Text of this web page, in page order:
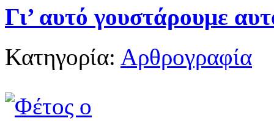
Γι’ αυτό γουστάρουμε
Κατηγορία: Αρθρογραφία